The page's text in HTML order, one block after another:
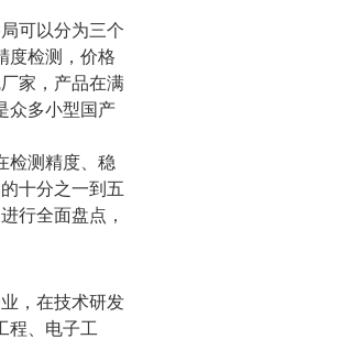
可以分为三个
度检测，价格
家，产品在满
众多小型国产
检测精度、稳
十分之一到五
行全面盘点，
，在技术研发
程、电子工